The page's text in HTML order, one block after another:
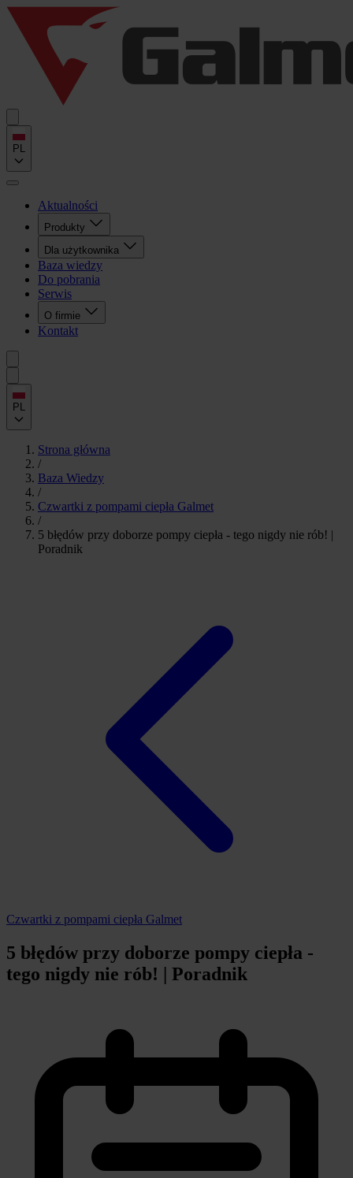
PL
Aktualności
Produkty
Dla użytkownika
Baza wiedzy
Do pobrania
Serwis
O firmie
Kontakt
PL
Strona główna
/
Baza Wiedzy
/
Czwartki z pompami ciepła Galmet
/
5 błędów przy doborze pompy ciepła - tego nigdy nie rób! |
Poradnik
Czwartki z pompami ciepła Galmet
5 błędów przy doborze pompy ciepła -
tego nigdy nie rób! | Poradnik